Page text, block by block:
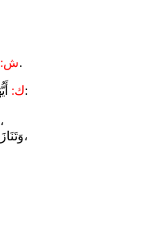
ش:لِأنَّ لَكَ المُلْك، والقُدْرَةَ والمَجْدْ، أبَدَ الدُّهور.
ك:أَيُّهَا الرَّبُّ يَسُوعُ المَسِيح، يَا مَنْ قُلْتَ لِرُسُلِكَ:
لا تَنْظُرْ إلَى خَطَايَانَا، بَلْ إلَى إيمَانِ كَنِيسَتِكَ،
وَتَنَازَلْ وَأَوْلِهَا الوَحْدَةَ وَالسَّلام، بِحَسَبِ مَشِيئَتِكَ،